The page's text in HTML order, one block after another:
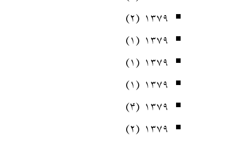
۱۳۷۹ (۲)
۱۳۷۹ (۱)
۱۳۷۹ (۱)
۱۳۷۹ (۱)
۱۳۷۹ (۴)
۱۳۷۹ (۲)